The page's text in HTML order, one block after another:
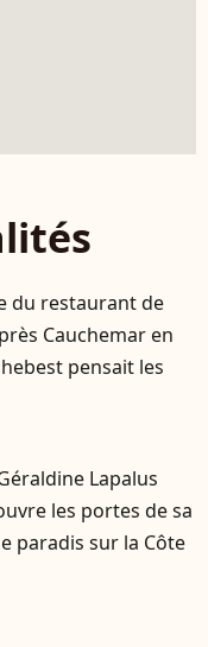
du restaurant de
Cauchemar en
pensait les
Lapalus
les portes de sa
paradis sur la Côte